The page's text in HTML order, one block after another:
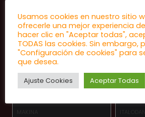
REEDICIÓN
Usamos cookies en nuestro sitio
ofrecerle una mejor experiencia
hacer clic en "Aceptar todas",
TODAS las cookies. Sin embargo,
"Configuración de cookies" para
que desea.
Ajuste Cookies Aceptar Todas